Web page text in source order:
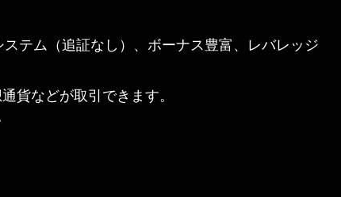
テム（追証なし）、ボーナス豊富、レバレッジ
貨などが取引できます。